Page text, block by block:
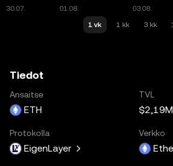
1 vk 1 kk 3 kk
Tiedot
Ansaitse
ETH
TVL
$2,19M
Protokolla
EigenLayer
Verkko